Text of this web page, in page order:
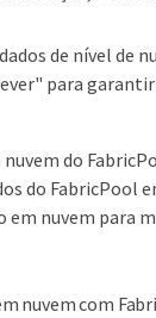
de nível de
para
nuvem do
do FabricPool
nuvem para
nuvem com